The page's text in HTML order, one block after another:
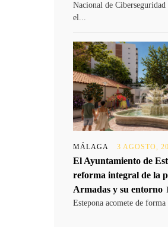
Nacional de
el...
MÁLAGA 3 AGOSTO,
El Ayuntamiento de
reforma integral de la
Armadas y su entorno
Estepona acomete de